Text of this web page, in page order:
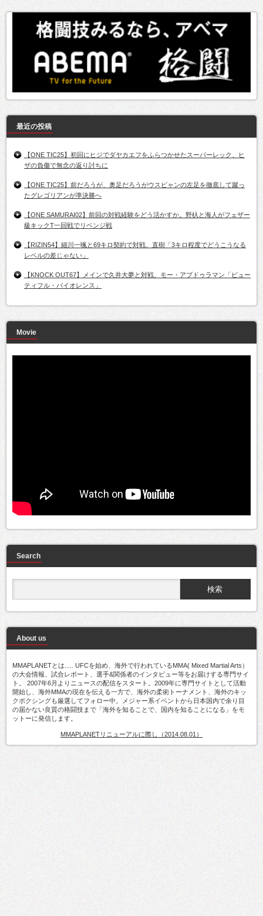
最近の投稿
【ONE TIC25】初回にヒジでダヤカエフをふらつかせたスーパーレック、ヒ
ザの負傷で無念の返り討ちに
【ONE TIC25】前だろうが、奥足だろうがウスビャンの左足を徹底して蹴っ
たグレゴリアンが準決勝へ
【ONE SAMURAI02】前回の対戦経験をどう活かすか。野杁と海人がフェザー
級キックT一回戦でリベンジ戦
【RIZIN54】細川一颯と69キロ契約で対戦、直樹「3キロ程度でどうこうなる
レベルの差じゃない」
【KNOCK OUT67】メインで久井大夢と対戦、モー・アブドゥラマン「ビュー
ティフル・バイオレンス」
Movie
Search
About us
MMAPLANETとは..... UFCを始め、海外で行われているMMA( Mixed Martial Arts）
の大会情報、試合レポート、選手&関係者のインタビュー等をお届けする専門サイ
ト。 2007年6月よりニュースの配信をスタート。2009年に専門サイトとして活動
開始し、海外MMAの現在を伝える一方で、海外の柔術トーナメント、海外のキッ
クボクシングも厳選してフォロー中。メジャー系イベントから日本国内で余り目
の届かない良質の格闘技まで「海外を知ることで、国内を知ることになる」をモ
ットーに発信します。
MMAPLANETリニューアルに際し（2014.08.01）